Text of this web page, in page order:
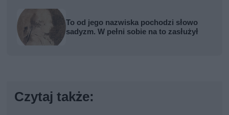
To od jego nazwiska pochodzi słowo
sadyzm. W pełni sobie na to zasłużył
Czytaj także: